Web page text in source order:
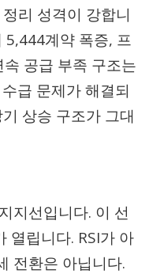
리 성격이 강합니
5,444계약 폭증, 프
공급 부족 구조는
급 문제가 해결되
상승 구조가 그대
지선입니다. 이 선
열립니다. RSI가 아
전환은 아닙니다.